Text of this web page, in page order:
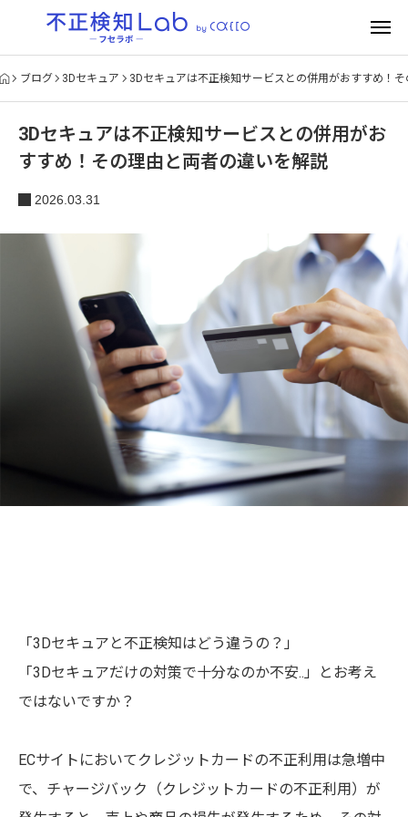
ブログ 3Dセキュア 3Dセキュアは不正検知サービスとの併用がおすすめ！
3Dセキュアは不正検知サービスとの併用がお
すすめ！その理由と両者の違いを解説
2026.03.31
「3Dセキュアと不正検知はどう違うの？」
「3Dセキュアだけの対策で十分なのか不安..」とお考え
ではないですか？
ECサイトにおいてクレジットカードの不正利用は急増中
で、チャージバック（クレジットカードの不正利用）が